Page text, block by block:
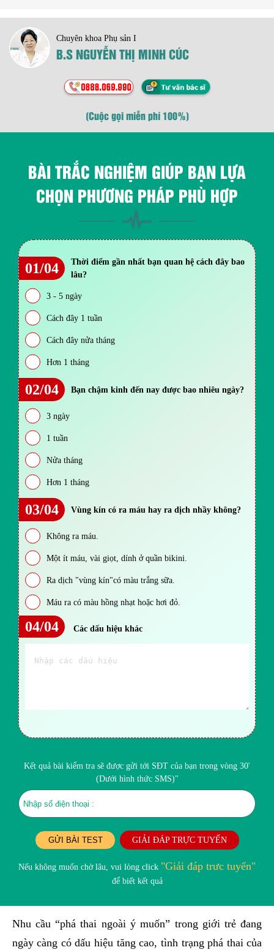
Chuyên khoa Phụ sản I
B.S NGUYỄN THỊ MINH CÚC
(Cuộc gọi miễn phí 100%)
BÀI TRẮC NGHIỆM GIÚP BẠN LỰA
CHỌN PHƯƠNG PHÁP PHÙ HỢP
01/04
Thời điểm gần nhất bạn quan hệ cách đây bao
lâu?
3 - 5 ngày
Cách đây 1 tuần
Cách đây nửa tháng
Hơn 1 tháng
02/04 Bạn chậm kinh đến nay được bao nhiêu ngày?
3 ngày
1 tuần
Nửa tháng
Hơn 1 tháng
03/04 Vùng kín có ra máu hay ra dịch nhầy không?
Không ra máu.
Một ít máu, vài giọt, dính ở quần bikini.
Ra dịch "vùng kín"có màu trắng sữa.
Máu ra có màu hồng nhạt hoặc hơi đỏ.
04/04 Các dấu hiệu khác
Kết quả bài kiểm tra sẽ được gửi tới SĐT của bạn trong vòng 30'
(Dưới hình thức SMS)"
GỬI BÀI TEST GIẢI ĐÁP TRỰC TUYẾN
Nếu không muốn chờ lâu, vui lòng click "Giải đáp trưc tuyến"
để biết kết quả
Nhu cầu “phá thai ngoài ý muốn” trong giới trẻ đang
ngày càng có dấu hiệu tăng cao, tình trạng phá thai của